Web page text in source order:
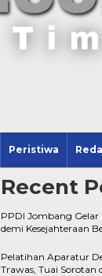
Peristiwa
Disperta Jombang
Tembakau
Recent
PPDI Jombang Gelar
demi Kesejahteraan
Pelatihan Aparatur
Trawas, Tuai Sorotan